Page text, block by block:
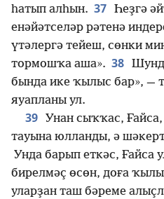
һатып алһын. 37 Һеҙгә
енәйәтселәр рәтенә
үтәлергә тейеш, сөнки
тормошҡа аша». 38
бында ике ҡылыс бар», —
яуапланы ул.
39
Унан сыҡҡас,
тауына юлланды, ә
Унда барып еткәс, Ғайса
бирелмәҫ өсөн, доға
уларҙан таш бәреме